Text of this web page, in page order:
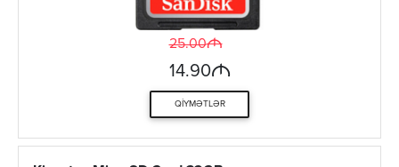
25.00M
14.90M
QIYMƏTLƏR